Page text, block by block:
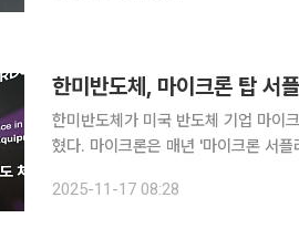
한미반도체, 마이크론 탑 서
한미반도체가 미국 반도체 기업 마이
혔다. 마이크론은 매년 '마이크론 서플라이어 어워드’를 개최하고 자사의 글로벌 협력사를 대상으로
상한다. 올해 행사는 13일(현지시
2025-11-17 08:28